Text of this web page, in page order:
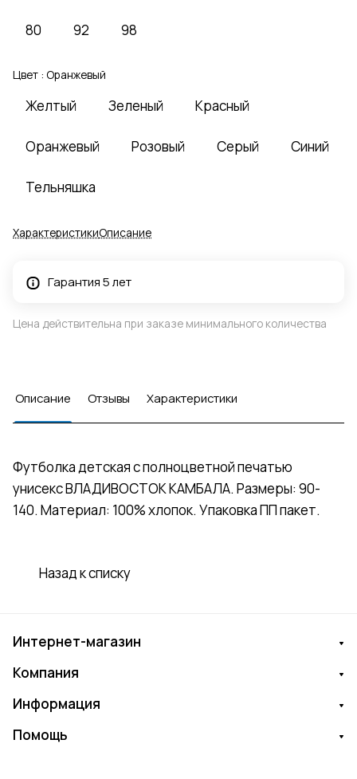
80 92 98
Цвет : Оранжевый
Желтый Зеленый Красный
Оранжевый Розовый Серый Синий
Тельняшка
ХарактеристикиОписание
Гарантия 5 лет
Цена действительна при заказе минимального количества
Описание Отзывы Характеристики
Футболка детская с полноцветной печатью
унисекс ВЛАДИВОСТОК КАМБАЛА. Размеры: 90-
140. Материал: 100% хлопок. Упаковка ПП пакет.
Назад к списку
Интернет-магазин
Компания
Информация
Помощь